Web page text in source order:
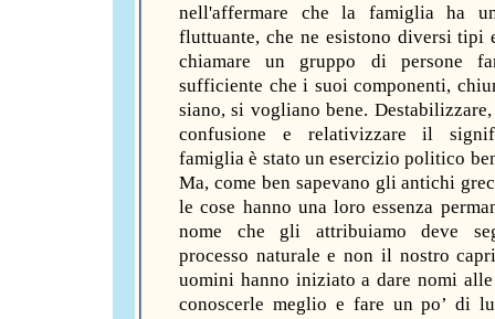
nell'affermare che la famiglia ha
fluttuante, che ne esistono diversi tipi
chiamare un gruppo di persone
sufficiente che i suoi componenti,
siano, si vogliano bene. Destabilizzare,
confusione e relativizzare il
famiglia è stato un esercizio politico
Ma, come ben sapevano gli antichi
le cose hanno una loro essenza
nome che gli attribuiamo deve
processo naturale e non il nostro
uomini hanno iniziato a dare nomi alle
conoscerle meglio e fare un po’ di